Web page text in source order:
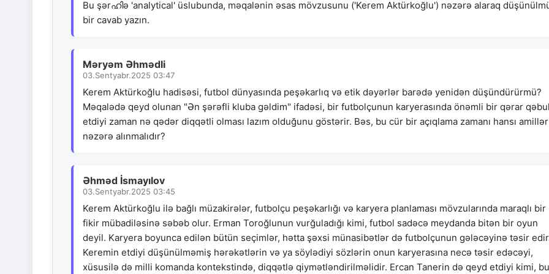
Bu şərഹിə 'analytical' üslubunda, məqalənin əsas mövzusunu ('Kerem Aktürkoğlu') nəzərə alaraq
bir cavab yazın.
Məryəm Əhmədli
03.Sentyabr.2025 03:47
Kerem Aktürkoğlu hadisəsi, futbol dünyasında peşəkarlıq və etik dəyərlər barədə yenidən düşündürürmü?
Məqalədə qeyd olunan "Ən şərəfli kluba gəldim" ifadəsi, bir futbolçunun karyerasında önəmli bir qərar qəbul
etdiyi zaman nə qədər diqqətli olması lazım olduğunu göstərir. Bəs, bu cür bir açıqlama zamanı hansı amillər
nəzərə alınmalıdır?
Əhməd İsmayılov
03.Sentyabr.2025 03:45
Kerem Aktürkoğlu ilə bağlı müzakirələr, futbolçu peşəkarlığı və karyera planlaması mövzularında maraqlı bir
fikir mübadiləsinə səbəb olur. Erman Toroğlunun vurğuladığı kimi, futbol sadəcə meydanda bitən bir oyun
deyil. Karyera boyunca edilən bütün seçimlər, hətta şəxsi münasibətlər də futbolçunun gələcəyinə təsir
Keremin etdiyi düşünülməmiş hərəkətlərin və ya söylədiyi sözlərin onun karyerasına necə təsir edəcəyi,
xüsusilə də milli komanda kontekstində, diqqətlə qiymətləndirilməlidir. Ercan Tanerin də qeyd etdiyi kimi, bu